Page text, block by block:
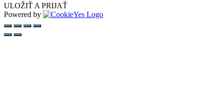
ULOŽIŤ A PRIJAŤ
Powered by